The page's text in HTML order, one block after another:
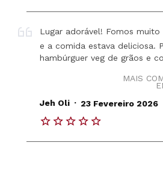
Lugar adorável! Fomos muito
e a comida estava deliciosa.
hambúrguer veg de grãos e
MAIS
Jeh Oli . 23 Fevereiro 2026